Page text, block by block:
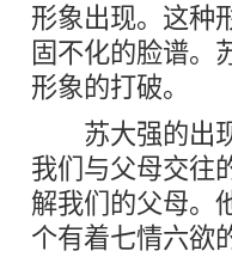
形象出现。这种
固不化的脸谱。
形象的打破。
苏大强的出现
我们与父母交往
解我们的父母。
个有着七情六欲